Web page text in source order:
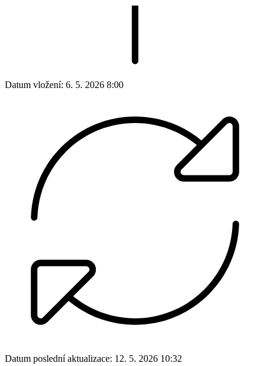
Datum vložení: 6. 5. 2026 8:00
Datum poslední aktualizace: 12. 5. 2026 10:32